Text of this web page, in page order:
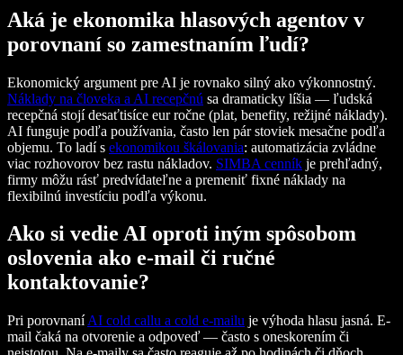
Aká je ekonomika hlasových agentov v
porovnaní so zamestnaním ľudí?
Ekonomický argument pre AI je rovnako silný ako výkonnostný.
Náklady na človeka a AI recepčnú sa dramaticky líšia — ľudská
recepčná stojí desaťtisíce eur ročne (plat, benefity, režijné náklady).
AI funguje podľa používania, často len pár stoviek mesačne podľa
objemu. To ladí s ekonomikou škálovania: automatizácia zvládne
viac rozhovorov bez rastu nákladov. SIMBA cenník je prehľadný,
firmy môžu rásť predvídateľne a premeniť fixné náklady na
flexibilnú investíciu podľa výkonu.
Ako si vedie AI oproti iným spôsobom
oslovenia ako e-mail či ručné
kontaktovanie?
Pri porovnaníAI cold callu a cold e-mailu je výhoda hlasu jasná. E-
mail čaká na otvorenie a odpoveď — často s oneskorením či